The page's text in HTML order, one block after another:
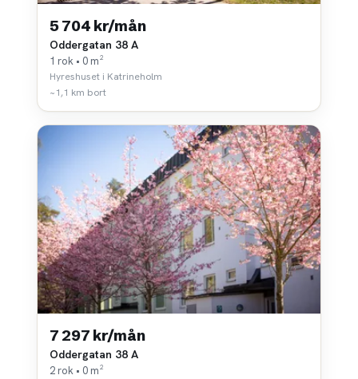
5 704 kr/mån
Oddergatan 38 A
1 rok • 0 m²
Hyreshuset i Katrineholm
~1,1 km bort
7 297 kr/mån
Oddergatan 38 A
2 rok • 0 m²